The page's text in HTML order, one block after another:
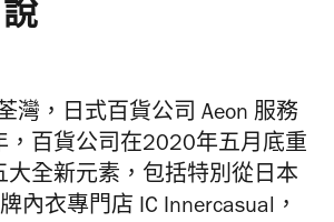
灣，日式百貨公司 Aeon 服務
，百貨公司在2020年五月底重
大全新元素，包括特別從日本
內衣專門店 IC Innercasual，